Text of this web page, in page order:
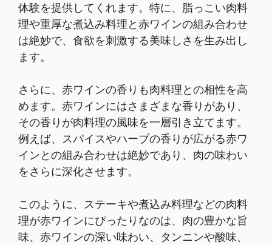
体験を提供してくれます。特に、脂っこい肉料
理や重厚な煮込み料理と赤ワインの組み合わせ
は絶妙で、食欲を刺激する美味しさを生み出し
ます。
さらに、赤ワインの香りも肉料理との相性を高
めます。赤ワインにはさまざまな香りがあり、
その香りが肉料理の風味を一層引き立てます。
例えば、スパイスやハーブの香りが広がる赤ワ
インとの組み合わせは絶妙であり、肉の味わい
をさらに深化させます。
このように、ステーキや煮込み料理などの肉料
理が赤ワインにぴったりなのは、肉の豊かな旨
味、赤ワインの深い味わい、タンニンや酸味、